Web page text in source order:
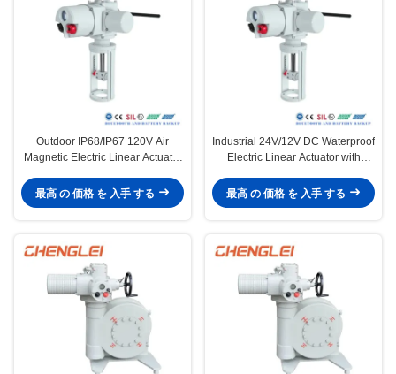
Outdoor IP68/IP67 120V Air
Magnetic Electric Linear Actuator
Butterfly Valve
最高 の 価格 を 入手 する
Industrial 24V/12V DC Waterproof
Electric Linear Actuator with
Max Thrust 10000N
最高 の 価格 を 入手 する